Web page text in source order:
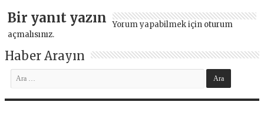
Bir yanıt yazın Yorum yapabilmek için oturum
açmalısınız.
Haber Arayın